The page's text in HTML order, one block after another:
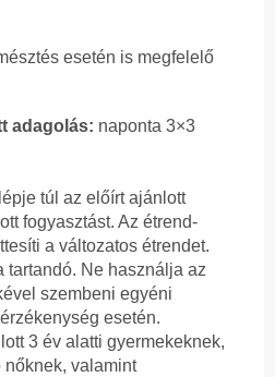
esetén is megfelelő
adagolás: naponta 3×3
túl az előírt ajánlott
fogyasztást. Az étrend-
a változatos étrendet.
tartandó. Ne használja az
szembeni egyéni
esetén.
3 év alatti gyermekeknek,
nőknek, valamint